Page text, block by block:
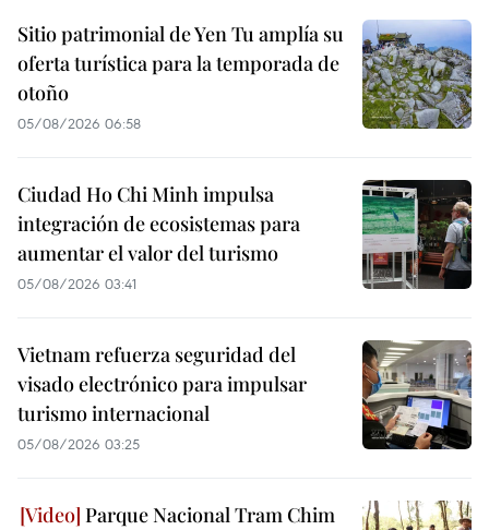
Sitio patrimonial de Yen Tu amplía su
oferta turística para la temporada de
otoño
05/08/2026 06:58
Ciudad Ho Chi Minh impulsa
integración de ecosistemas para
aumentar el valor del turismo
05/08/2026 03:41
Vietnam refuerza seguridad del
visado electrónico para impulsar
turismo internacional
05/08/2026 03:25
Parque Nacional Tram Chim